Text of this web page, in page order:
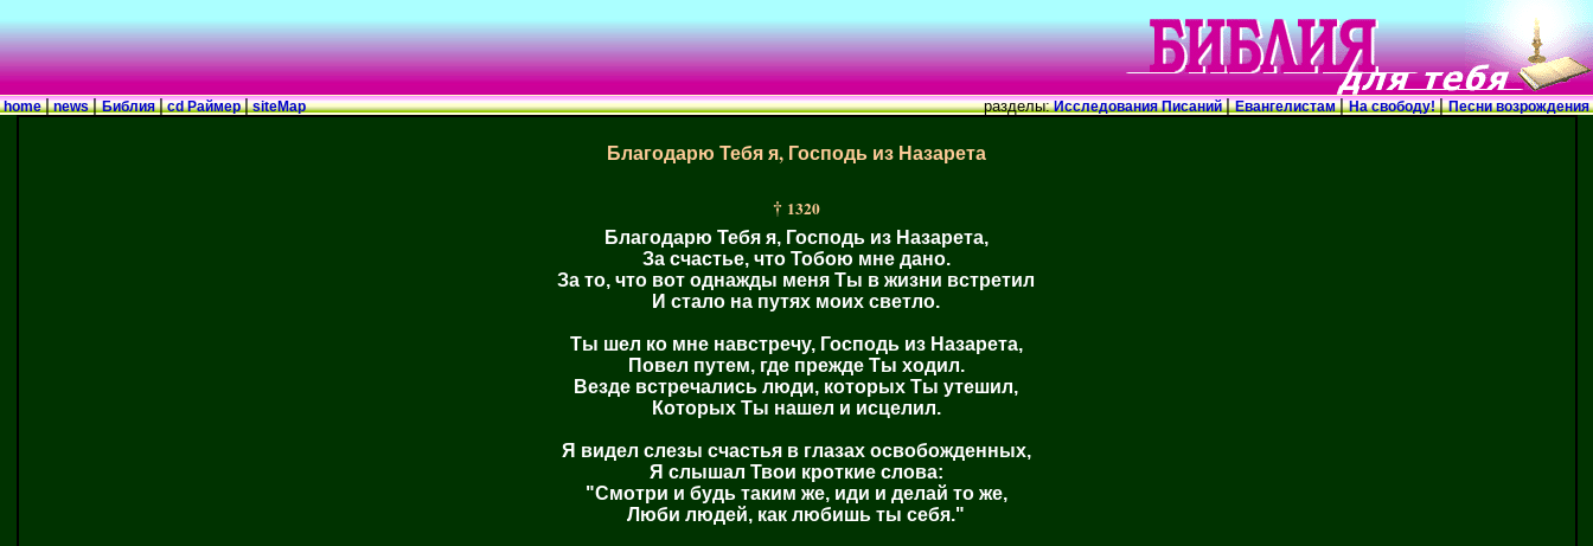
home|news|Библия|cd Раймер|siteMap разделы:Исследования Писаний|Евангелистам|На свободу!|Песни возрождения
Благодарю Тебя я, Господь из Назарета
† 1320
Благодарю Тебя я, Господь из Назарета,
За счастье, что Тобою мне дано.
За то, что вот однажды меня Ты в жизни встретил
И стало на путях моих светло.
Ты шел ко мне навстречу, Господь из Назарета,
Повел путем, где прежде Ты ходил.
Везде встречались люди, которых Ты утешил,
Которых Ты нашел и исцелил.
Я видел слезы счастья в глазах освобожденных,
Я слышал Твои кроткие слова:
"Смотри и будь таким же, иди и делай то же,
Люби людей, как любишь ты себя."